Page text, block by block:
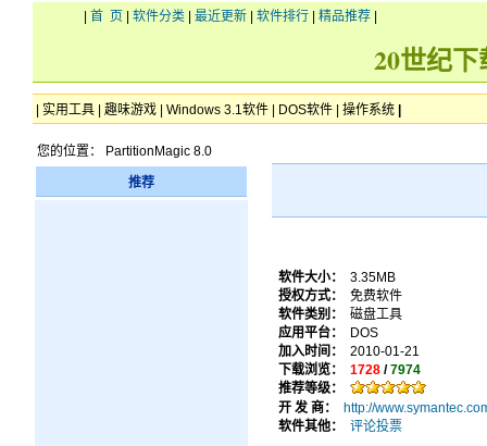
首 页 软件分类 最近更新 软件排行 精品推荐
20世纪
实用工具 趣味游戏 Windows 3.1软件 DOS软件 操作系统
您的位置： PartitionMagic 8.0
推荐
软件大小：
3.35MB
授权方式：
免费软件
软件类别：
磁盘工具
应用平台：
DOS
加入时间：
2010-01-21
下载浏览：
1728 /7974
推荐等级：
开 发 商：
http://
软件其他：
评论投票